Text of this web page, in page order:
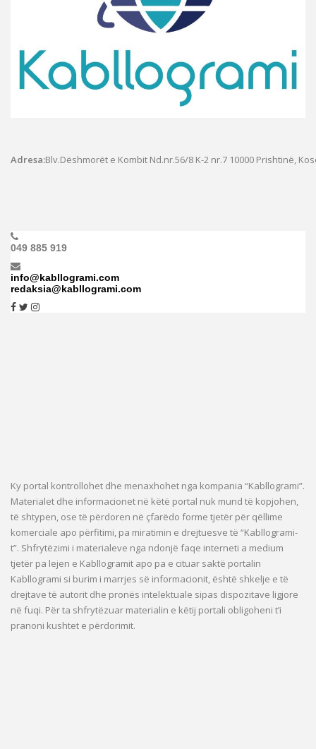
Adresa:Blv.Dëshmorët e Kombit Nd.nr.56/8 K-2 nr.7 10000 Prishtinë,
049 885 919
info@kabllogrami.com
redaksia@kabllogrami.com
Ky portal kontrollohet dhe menaxhohet nga kompania “Kabllogrami”.
Materialet dhe informacionet në këtë portal nuk mund të kopjohen,
të shtypen, ose të përdoren në çfarëdo forme tjetër për qëllime
komerciale apo përfitimi, pa miratimin e drejtuesve të “Kabllogrami-
t”. Shfrytëzimi i materialeve nga ndonjë faqe interneti a medium
tjetër pa lejen e Kabllogramit apo pa e cituar saktë portalin
Kabllogrami si burim i marrjes së informacionit, është shkelje e të
drejtave të autorit dhe pronës intelektuale sipas dispozitave ligjore
në fuqi. Për ta shfrytëzuar materialin e këtij portali obligoheni t’i
pranoni kushtet e përdorimit.